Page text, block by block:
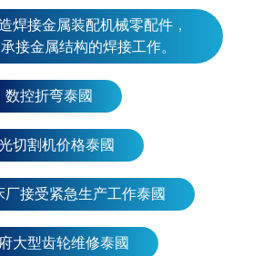
焊接金属装配机械零配件，
接金属结构的焊接工作。
数控折弯泰國
切割机价格泰國
接受紧急生产工作泰國
大型齿轮维修泰國